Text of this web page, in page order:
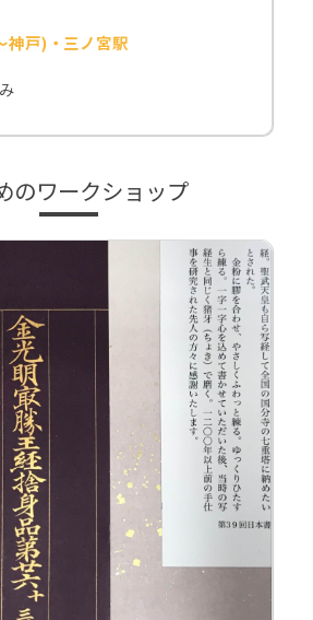
神戸)・三ノ宮駅
のワークショップ